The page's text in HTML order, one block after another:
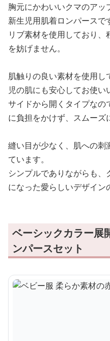
胸元にかわいいクマのア
新生児用肌着ロンパースで
リブ素材を使用しており
を妨げません。
肌触りの良い素材を使用
児の肌にも安心してお使い
サイドから開くタイプな
に負担をかけず、スムーズ
縫い目が少なく、肌への
ています。
シンプルでありながらも、
になった愛らしいデザイン
ベーシックカラー展
ンパースセット